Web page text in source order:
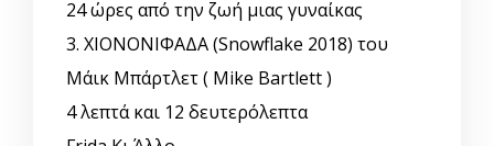
24 ώρες από την ζωή μιας γυναίκας
3. ΧΙΟΝΟΝΙΦΑΔΑ (Snowflake 2018) του
Μάικ Μπάρτλετ ( Mike Bartlett )
4 λεπτά και 12 δευτερόλεπτα